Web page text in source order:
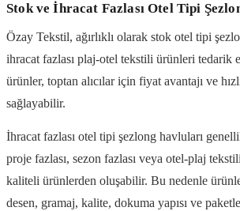
Stok ve İhracat Fazlası Otel Tipi
Özay Tekstil, ağırlıklı olarak stok otel tipi
ihracat fazlası plaj-otel tekstili ürünleri tedarik
ürünler, toptan alıcılar için fiyat avantajı ve
sağlayabilir.
İhracat fazlası otel tipi şezlong havluları
proje fazlası, sezon fazlası veya otel-plaj
kaliteli ürünlerden oluşabilir. Bu nedenle
desen, gramaj, kalite, dokuma yapısı ve